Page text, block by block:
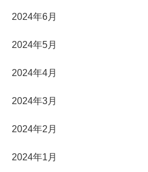
2024年6月
2024年5月
2024年4月
2024年3月
2024年2月
2024年1月